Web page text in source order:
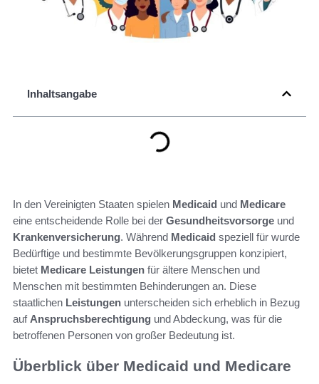
Inhaltsangabe
In den Vereinigten Staaten spielen Medicaid und Medicare
eine entscheidende Rolle bei der Gesundheitsvorsorge und
Krankenversicherung. Während Medicaid speziell für wurde
Bedürftige und bestimmte Bevölkerungsgruppen konzipiert,
bietet Medicare Leistungen für ältere Menschen und
Menschen mit bestimmten Behinderungen an. Diese
staatlichen Leistungen unterscheiden sich erheblich in Bezug
auf Anspruchsberechtigung und Abdeckung, was für die
betroffenen Personen von großer Bedeutung ist.
Überblick über Medicaid und Medicare